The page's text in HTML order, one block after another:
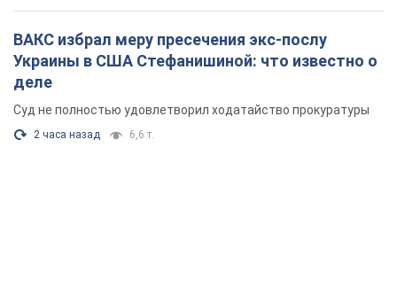
ВАКС избрал меру пресечения экс-послу
Украины в США Стефанишиной: что известно о
деле
Суд не полностью удовлетворил ходатайство прокуратуры
2 часа назад 6,6 т.